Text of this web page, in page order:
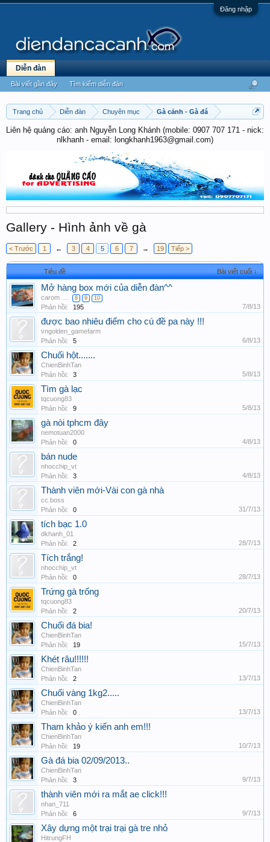
Đăng nhập
Trang chủ Diễn đàn Chuyên mục Gà cảnh - Gà đá
Liên hệ quảng cáo: anh Nguyễn Long Khánh (mobile: 0907 707 171 - nick:
nlkhanh - email: longkhanh1963@gmail.com)
Gallery - Hình ảnh về gà
< Trước 1 ← 3 4 5 6 7 → 19 Tiếp >
Tiêu đề Bài viết cuối ↓
Mở hàng box mới của diễn đàn^^
carom 8 9 10
Phản hồi: 195 7/8/13
được bao nhiêu điểm cho cú đề pa này !!!
vngolden_gamefarm
Phản hồi:
5 6/8/13
Chuối hột.......
ChienBinhTan
Phản hồi:
3 5/8/13
Tìm gà lạc
tqcuong83
Phản hồi:
9 5/8/13
gà nòi tphcm đây
nemotuan2000
Phản hồi:
0 4/8/13
bán nude
nhocchip_vt
Phản hồi:
3 4/8/13
Thành viên mới-Vài con gà nhà
cc.boss
Phản hồi:
0 31/7/13
tích bạc 1.0
dkhanh_01
Phản hồi:
2 28/7/13
Tích trắng!
nhocchip_vt
Phản hồi:
0 28/7/13
Trứng gà trống
tqcuong83
Phản hồi:
2 20/7/13
Chuối đá bia!
ChienBinhTan
Phản hồi:
19 15/7/13
Khét râu!!!!!!
ChienBinhTan
Phản hồi:
2 13/7/13
Chuối vàng 1kg2.....
ChienBinhTan
Phản hồi:
0 13/7/13
Tham khảo ý kiến anh em!!!
ChienBinhTan
Phản hồi:
19 10/7/13
Gà đá bia 02/09/2013..
ChienBinhTan
Phản hồi:
3 9/7/13
thành viên mới ra mắt ae click!!!
nhan_711
Phản hồi:
6 9/7/13
Xây dựng một trại trại gà tre nhỏ
HitrungFH
Diễn đàn
Bài viết gần đây Tìm kiếm diễn đàn